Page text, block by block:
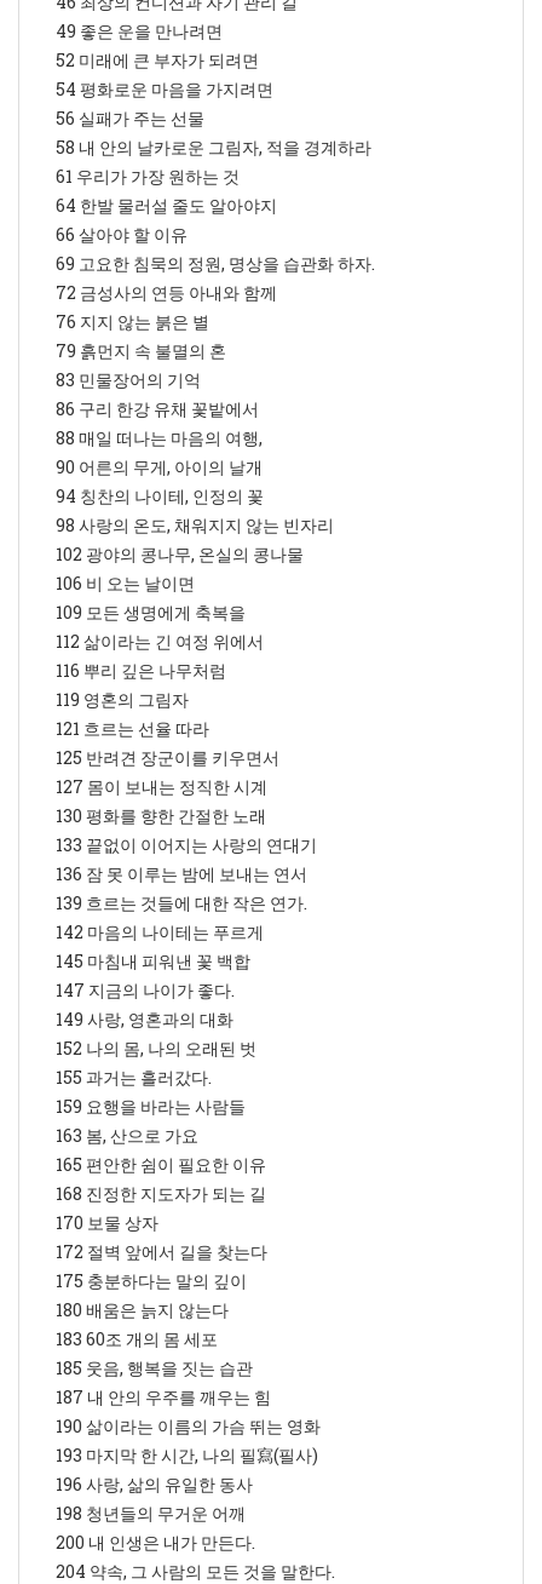
49 좋은 운을 만나려면
52 미래에 큰 부자가 되려면
54 평화로운 마음을 가지려면
56 실패가 주는 선물
58 내 안의 날카로운 그림자, 적을 경계하라
61 우리가 가장 원하는 것
64 한발 물러설 줄도 알아야지
66 살아야 할 이유
69 고요한 침묵의 정원, 명상을 습관화 하자.
72 금성사의 연등 아내와 함께
76 지지 않는 붉은 별
79 흙먼지 속 불멸의 혼
83 민물장어의 기억
86 구리 한강 유채 꽃밭에서
88 매일 떠나는 마음의 여행,
90 어른의 무게, 아이의 날개
94 칭찬의 나이테, 인정의 꽃
98 사랑의 온도, 채워지지 않는 빈자리
102 광야의 콩나무, 온실의 콩나물
106 비 오는 날이면
109 모든 생명에게 축복을
112 삶이라는 긴 여정 위에서
116 뿌리 깊은 나무처럼
119 영혼의 그림자
121 흐르는 선율 따라
125 반려견 장군이를 키우면서
127 몸이 보내는 정직한 시계
130 평화를 향한 간절한 노래
133 끝없이 이어지는 사랑의 연대기
136 잠 못 이루는 밤에 보내는 연서
139 흐르는 것들에 대한 작은 연가.
142 마음의 나이테는 푸르게
145 마침내 피워낸 꽃 백합
147 지금의 나이가 좋다.
149 사랑, 영혼과의 대화
152 나의 몸, 나의 오래된 벗
155 과거는 흘러갔다.
159 요행을 바라는 사람들
163 봄, 산으로 가요
165 편안한 쉼이 필요한 이유
168 진정한 지도자가 되는 길
170 보물 상자
172 절벽 앞에서 길을 찾는다
175 충분하다는 말의 깊이
180 배움은 늙지 않는다
183 60조 개의 몸 세포
185 웃음, 행복을 짓는 습관
187 내 안의 우주를 깨우는 힘
190 삶이라는 이름의 가슴 뛰는 영화
193 마지막 한 시간, 나의 필寫(필사)
196 사랑, 삶의 유일한 동사
198 청년들의 무거운 어깨
200 내 인생은 내가 만든다.
204 약속, 그 사람의 모든 것을 말한다.